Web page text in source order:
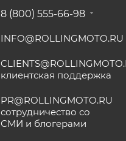
8 (800) 555-66-98
INFO@ROLLINGMOTO.RU
клиентская поддержка
PR@ROLLINGMOTO.RU
сотрудничество со
СМИ и блогерами